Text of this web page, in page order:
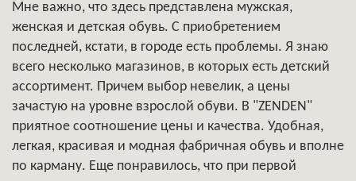
Мне важно, что здесь представлена мужская,
женская и детская обувь. С приобретением
последней, кстати, в городе есть проблемы. Я знаю
всего несколько магазинов, в которых есть детский
ассортимент. Причем выбор невелик, а цены
зачастую на уровне взрослой обуви. В "ZENDEN"
приятное соотношение цены и качества. Удобная,
легкая, красивая и модная фабричная обувь и вполне
по карману. Еще понравилось, что при первой